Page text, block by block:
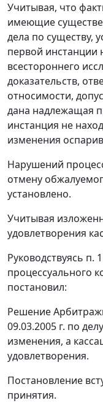
Учитывая, что
имеющие
дела по существу,
первой инстанции
всестороннего
доказательств,
относимости,
дана надлежащая
инстанция не
изменения
Нарушений
отмену
установлено.
Учитывая
удовлетворения
Руководствуясь п.
процессуального
постановил:
Решение
09.03.2005 г. по
изменения, а
удовлетворения.
Постановление
принятия.